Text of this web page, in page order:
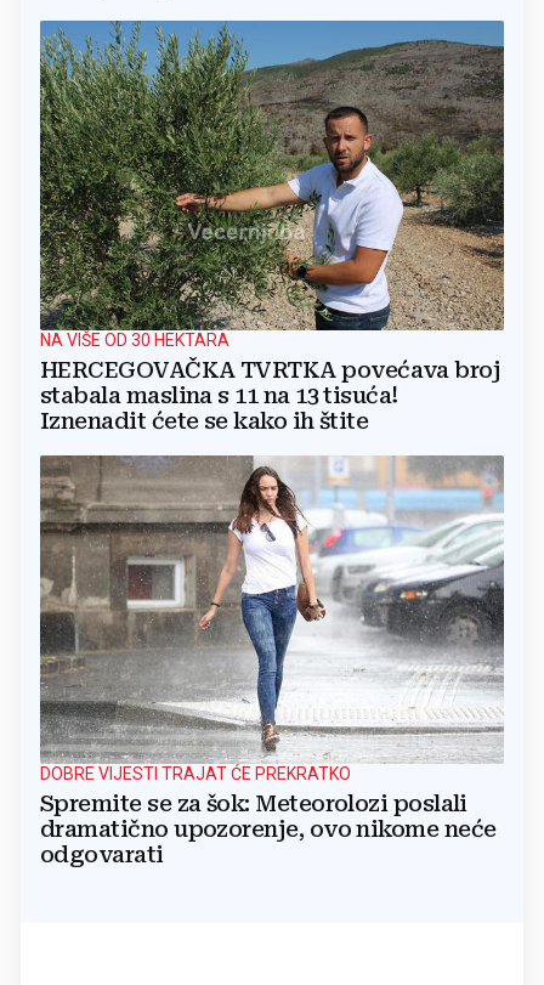
NA VIŠE OD 30 HEKTARA
HERCEGOVAČKA TVRTKA povećava broj
stabala maslina s 11 na 13 tisuća!
Iznenadit ćete se kako ih štite
DOBRE VIJESTI TRAJAT ĆE PREKRATKO
Spremite se za šok: Meteorolozi poslali
dramatično upozorenje, ovo nikome neće
odgovarati